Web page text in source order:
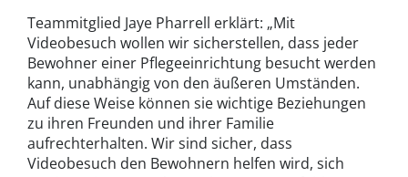
Teammitglied Jaye Pharrell erklärt: „Mit
Videobesuch wollen wir sicherstellen, dass jeder
Bewohner einer Pflegeeinrichtung besucht werden
kann, unabhängig von den äußeren Umständen.
Auf diese Weise können sie wichtige Beziehungen
zu ihren Freunden und ihrer Familie
aufrechterhalten. Wir sind sicher, dass
Videobesuch den Bewohnern helfen wird, sich